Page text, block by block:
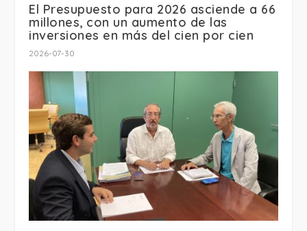
El Presupuesto para 2026 asciende a 66
millones, con un aumento de las
inversiones en más del cien por cien
2026-07-30